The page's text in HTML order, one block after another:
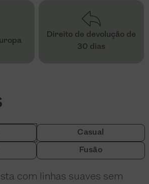
Direito de devolução de
30 dias
Casual
Fusão
com linhas suaves sem